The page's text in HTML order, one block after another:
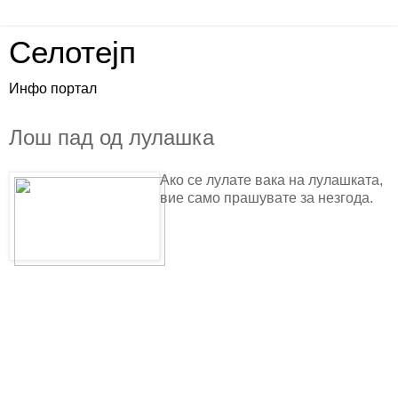
Селотејп
Инфо портал
Лош пад од лулашка
Ако се лулате вака на лулашката,
вие само прашувате за незгода.